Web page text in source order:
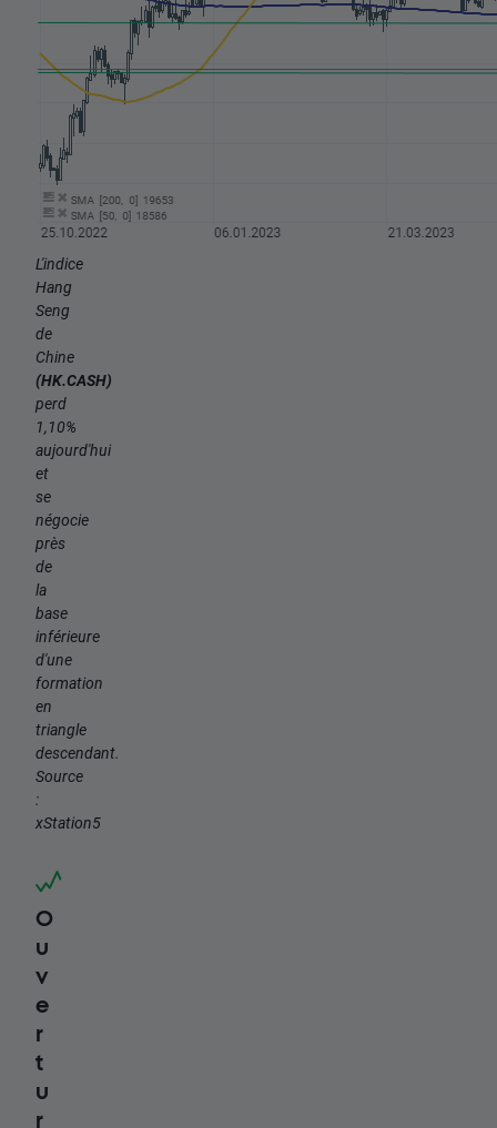
L'indice
Hang
Seng
de
Chine
(HK.CASH)
perd
1,10%
aujourd'hui
et
se
négocie
près
de
la
base
inférieure
d'une
formation
en
triangle
descendant.
Source
:
xStation5
O
u
v
e
r
t
u
r